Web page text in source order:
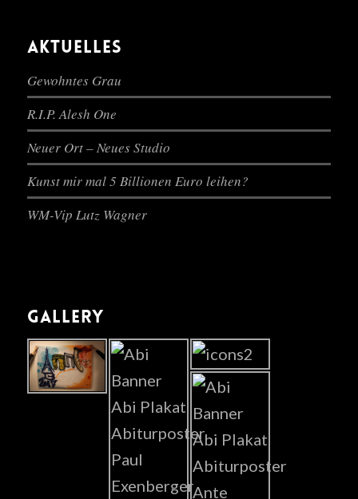
AKTUELLES
Gewohntes Grau
R.I.P. Alesh One
Neuer Ort – Neues Studio
Kunst mir mal 5 Billionen Euro leihen?
WM-Vip Lutz Wagner
GALLERY